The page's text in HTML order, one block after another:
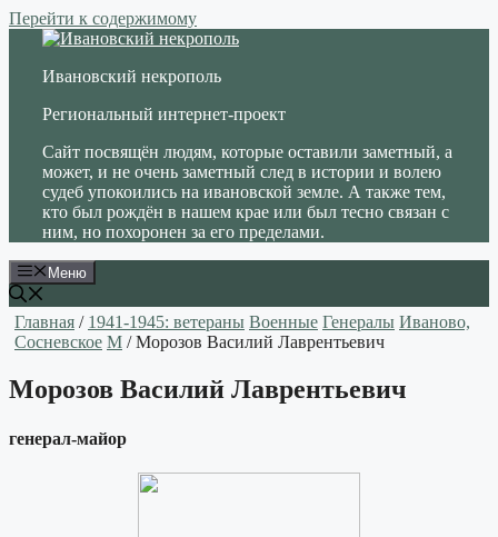
Перейти к содержимому
Ивановский некрополь
Региональный интернет-проект
Сайт посвящён людям, которые оставили заметный, а
может, и не очень заметный след в истории и волею
судеб упокоились на ивановской земле. А также тем,
кто был рождён в нашем крае или был тесно связан с
ним, но похоронен за его пределами.
Меню
Главная / 1941-1945: ветераны Военные Генералы Иваново,
Сосневское М / Морозов Василий Лаврентьевич
Морозов Василий Лаврентьевич
генерал-майор